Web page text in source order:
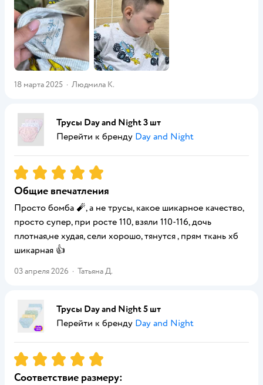
18 марта 2025 · Людмила К.
Трусы Day and Night 3 шт
Перейти к бренду Day and Night
Рейтинг:5
Общие впечатления
Просто бомба 🧨, а не трусы, какое шикарное качество,
просто супер, при росте 110, взяли 110-116, дочь
плотная,не худая, сели хорошо, тянутся , прям ткань хб
шикарная 👍
03 апреля 2026 · Татьяна Д.
Трусы Day and Night 5 шт
Перейти к бренду Day and Night
Рейтинг:5
Соответствие размеру: